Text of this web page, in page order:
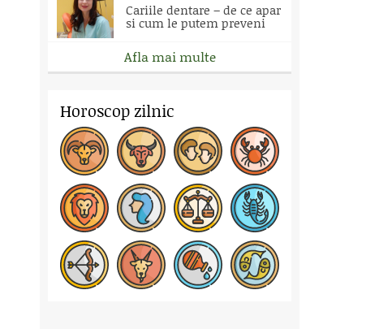
Cariile dentare – de ce apar
si cum le putem preveni
Afla mai multe
Horoscop zilnic